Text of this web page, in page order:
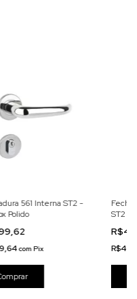
561 Interna ST2 -
Polido
com Pix
ST2
Fosco